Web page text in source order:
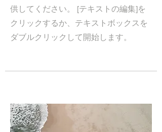
供してください。 [テキストの編集]を
クリックするか、テキストボックスを
ダブルクリックして開始します。